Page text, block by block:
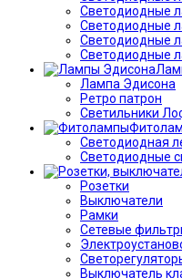
Светодиодные
Светодиодные
Светодиодные
Светодиодные
Лампа Эдисона
Ретро патрон
Светильники
Светодиодная
Светодиодные
Розетки
Выключатели
Рамки
Сетевые
Выключатель